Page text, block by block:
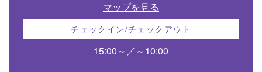
マップを見る
チェックイン/チェックアウト
15:00～／～10:00